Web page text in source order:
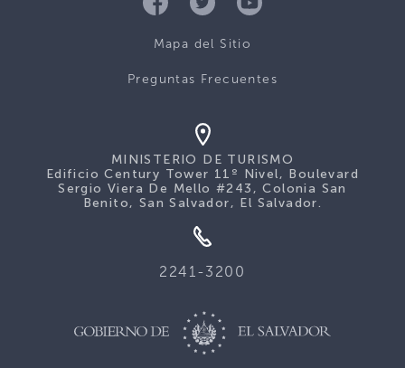
Mapa del Sitio
Preguntas Frecuentes
MINISTERIO DE TURISMO
Edificio Century Tower 11º Nivel, Boulevard
Sergio Viera De Mello #243, Colonia San
Benito, San Salvador, El Salvador.
2241-3200